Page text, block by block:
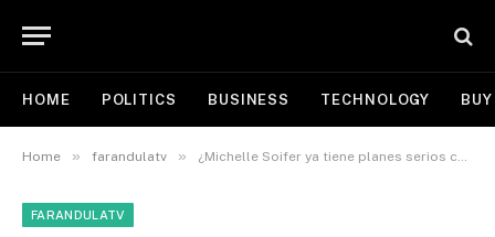
HOME POLITICS BUSINESS TECHNOLOGY
Home » farandulatv » ¿Michelle Soifer ya tiene planes serios con Gleyson Reñé? No descarta convivir con su saliente
FARANDULATV